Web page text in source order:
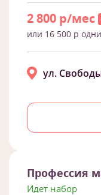
2 800 р/мес
или 16 500 р
ул.
Профессия
Идет набор